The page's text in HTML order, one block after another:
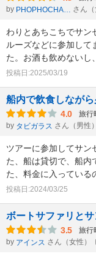
by
PHOPHOCHANG さん（
わりとあちこちでサン
ルーズなどに参加して
た。お酒も飲めないし
投稿日:2025/03/19
船内で飲食しなが
4.0 旅行
by タビガラス さん（男性）
ツアーに参加してサン
た、船は貸切で、船内
た、料金に入っている
投稿日:2024/03/25
ボートサファリと
3.5 旅行
by アインス さん（女性）